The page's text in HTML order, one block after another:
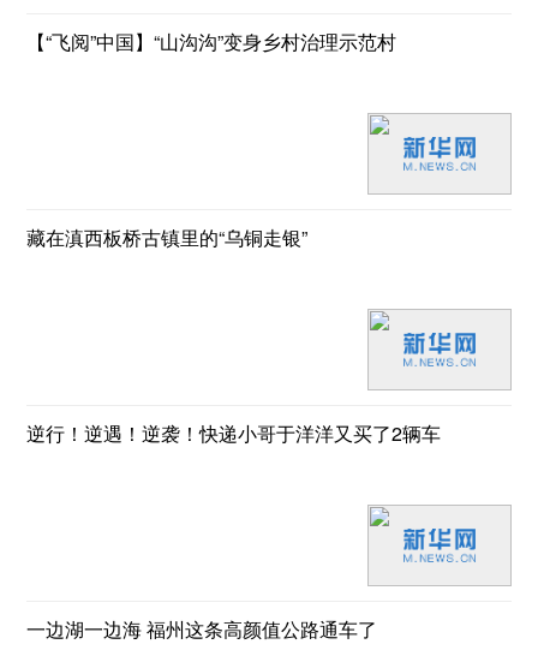
【“飞阅”中国】“山沟沟”变身乡村治理示范村
藏在滇西板桥古镇里的“乌铜走银”
逆行！逆遇！逆袭！快递小哥于洋洋又买了2辆车
一边湖一边海 福州这条高颜值公路通车了